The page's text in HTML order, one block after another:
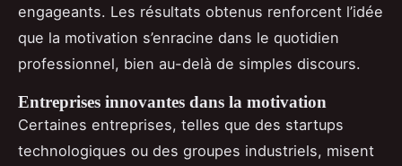
engageants. Les résultats obtenus renforcent l’idée
que la motivation s’enracine dans le quotidien
professionnel, bien au-delà de simples discours.
Entreprises innovantes dans la motivation
Certaines entreprises, telles que des startups
technologiques ou des groupes industriels, misent